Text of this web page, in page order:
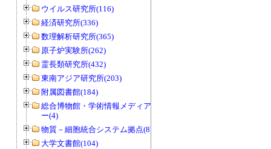
ウイルス研究所(116)
経済研究所(336)
数理解析研究所(365)
原子炉実験所(262)
霊長類研究所(432)
東南アジア研究所(203)
附属図書館(184)
総合博物館・学術情報メディアセンタ
ー(4)
物質－細胞統合システム拠点(8)
大学文書館(104)